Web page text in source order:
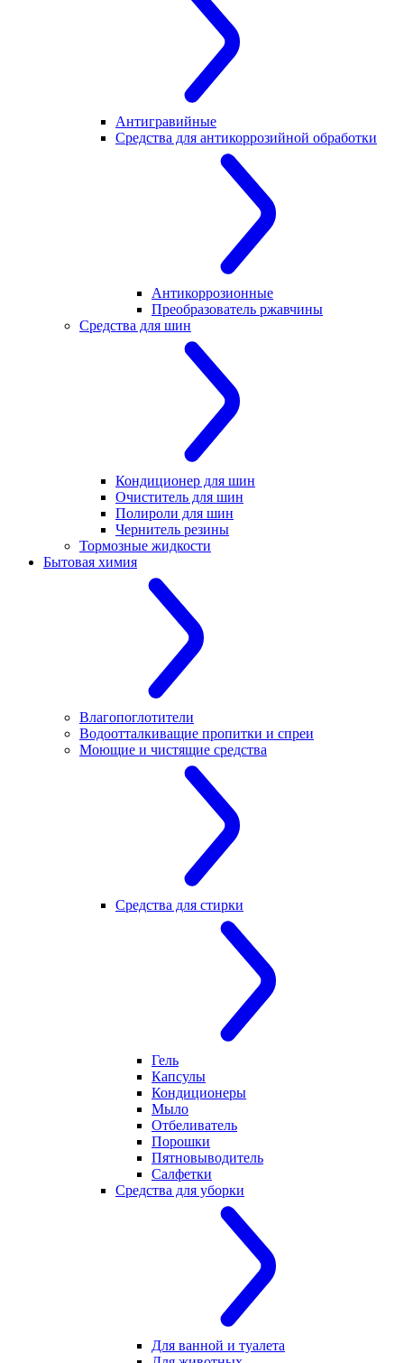
Антигравийные
Средства для антикоррозийной обработки
Антикоррозионные
Преобразователь ржавчины
Средства для шин
Кондиционер для шин
Очиститель для шин
Полироли для шин
Чернитель резины
Тормозные жидкости
Бытовая химия
Влагопоглотители
Водоотталкиващие пропитки и спреи
Моющие и чистящие средства
Средства для стирки
Гель
Капсулы
Кондиционеры
Мыло
Отбеливатель
Порошки
Пятновыводитель
Салфетки
Средства для уборки
Для ванной и туалета